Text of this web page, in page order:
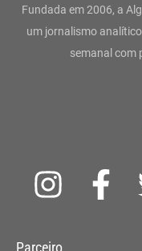
Fundada em 2006, a
um jornalismo
semanal com
I
s
F
a
Parceiro